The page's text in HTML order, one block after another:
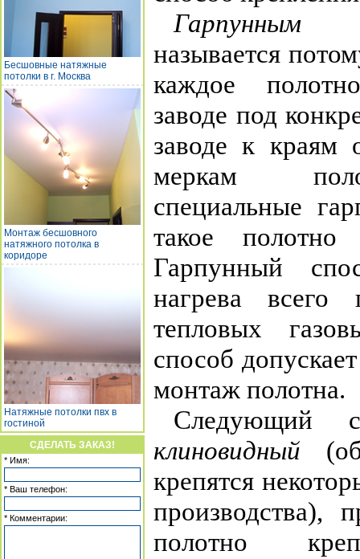
Бесшовные натяжные
потолки в г. Москва
Монтаж бесшовного
натяжного потолка в
коридоре
Натяжные потолки пвх в
гостиной
СДЕЛАТЬ ЗАКАЗ!
* Имя:
* Ваш телефон:
* Комментарии:
Гарпунным
называется
каждое
заводе под
заводе к краям
меркам
специальные
такое
Гарпунный
нагрева
тепловых
способ
монтаж полотна.
Следующий
клиновидный
крепятся
производства),
полотно